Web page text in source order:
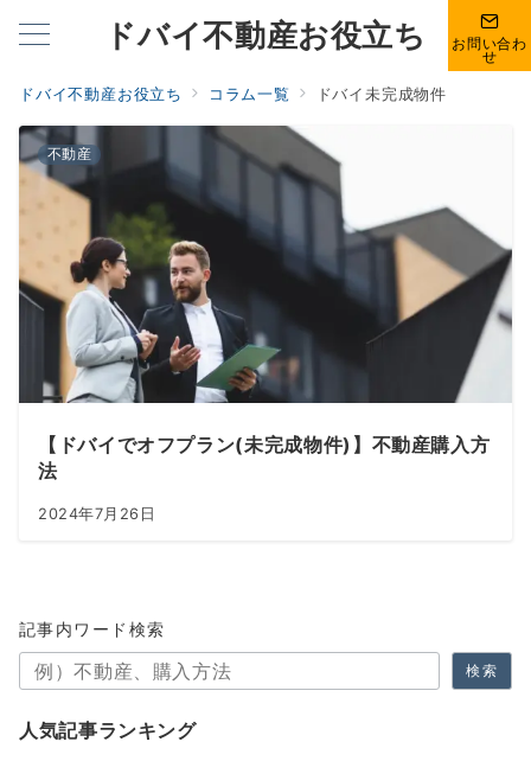
ドバイ不動産お役立ち お問い合わ
せ
ドバイ不動産お役立ち コラム一覧 ドバイ未完成物件
不動産
【ドバイでオフプラン(未完成物件)】不動産購入方
法
2024年7月26日
記事内ワード検索
検索
人気記事ランキング